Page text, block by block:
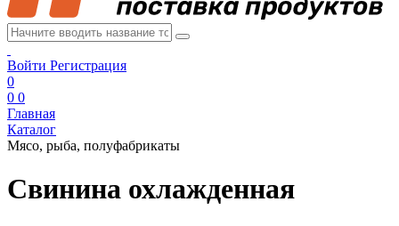
Войти Регистрация
0
0 0
Главная
Каталог
Мясо, рыба, полуфабрикаты
Свинина охлажденная